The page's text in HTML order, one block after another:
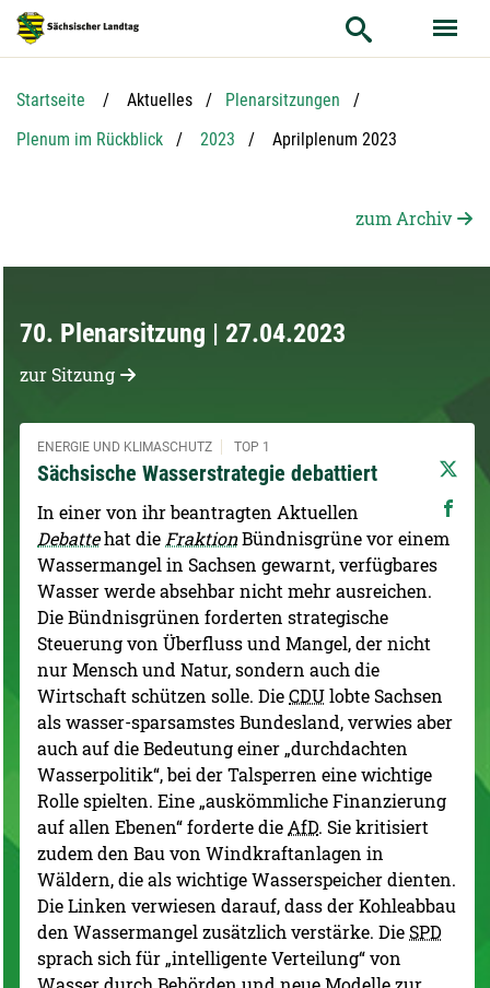
Hauptnavigation
Hauptinhalt
Service
Startseite Aktuelles
Plenarsitzungen
Plenum im Rückblick
2023 Aktuelle Seite:
Aprilplenum 2023
zum Archiv
70. Plenarsitzung | 27.04.2023
zur Sitzung
Sächsische Wasserstrategie debattiert
ENERGIE UND KLIMASCHUTZ TOP 1
In einer von ihr beantragten Aktuellen
Debattehat dieFraktionBündnisgrüne vor einem
Wassermangel in Sachsen gewarnt, verfügbares
Wasser werde absehbar nicht mehr ausreichen.
Die Bündnisgrünen forderten strategische
Steuerung von Überfluss und Mangel, der nicht
nur Mensch und Natur, sondern auch die
Wirtschaft schützen solle. DieCDUlobte Sachsen
als wasser-sparsamstes Bundesland, verwies aber
auch auf die Bedeutung einer „durchdachten
Wasserpolitik“, bei der Talsperren eine wichtige
Rolle spielten. Eine „auskömmliche Finanzierung
auf allen Ebenen“ forderte dieAfD. Sie kritisiert
zudem den Bau von Windkraftanlagen in
Wäldern, die als wichtige Wasserspeicher dienten.
Die Linken verwiesen darauf, dass der Kohleabbau
den Wassermangel zusätzlich verstärke. DieSPD
sprach sich für „intelligente Verteilung“ von